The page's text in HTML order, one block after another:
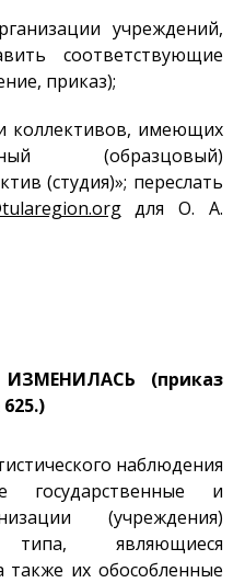
учреждений,
соответствующие
приказ);
коллективов, имеющих
(образцовый)
(студия)»; переслать
для О. А.
(приказ
наблюдения
государственные и
(учреждения)
типа, являющиеся
их обособленные